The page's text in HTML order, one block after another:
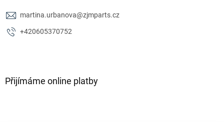
martina.urbanova@zjmparts.cz
+420605370752
Přijímáme online platby